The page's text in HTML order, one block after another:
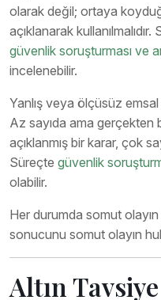
olarak değil; ortaya
açıklanarak
güvenlik soruşturması ve
incelenebilir.
Yanlış veya ölçüsüz emsal
Az sayıda ama gerçekten
açıklanmış bir karar, çok
Süreçte güvenlik
olabilir.
Her durumda somut
sonucunu somut olayın
Altın Tavsiye